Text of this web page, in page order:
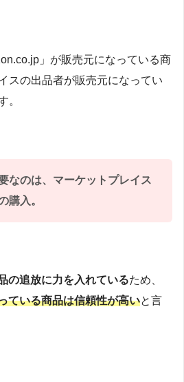
」が販売元になっている商
スの出品者が販売元になってい
。
なのは、マーケットプレイス
購入。
の追放に力を入れているため、
ている商品は信頼性が高いと言